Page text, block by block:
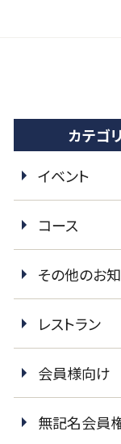
カテゴ
イベント
コース
その他のお
レストラン
会員様向け
無記名会員